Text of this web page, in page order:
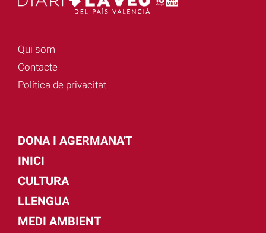
Qui som
Contacte
Política de privacitat
DONA I AGERMANA'T
INICI
CULTURA
LLENGUA
MEDI AMBIENT